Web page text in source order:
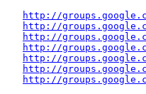
http://
http://
http://
http://
http://
http://
http://